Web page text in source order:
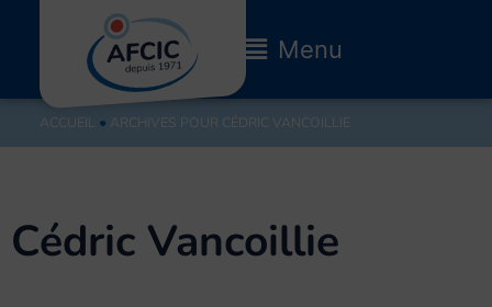
Main
Menu
Menu
ACCUEIL ● ARCHIVES POUR CÉDRIC VANCOILLIE
Cédric Vancoillie